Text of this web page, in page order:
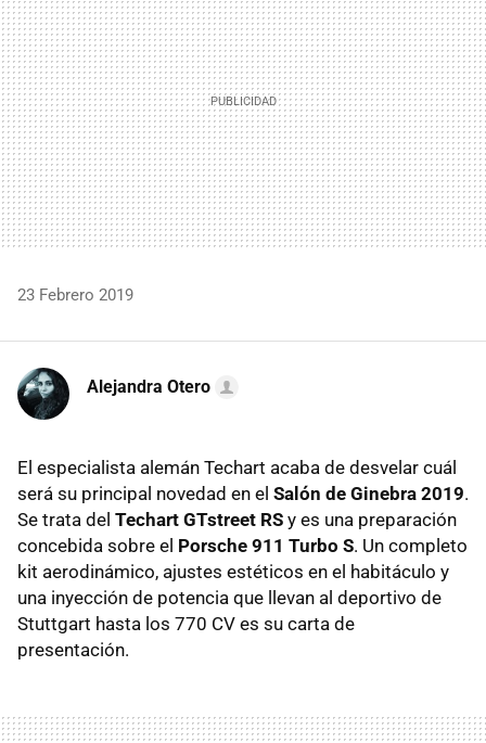
23 Febrero 2019
Alejandra Otero
El especialista alemán Techart acaba de desvelar cuál
será su principal novedad en el Salón de Ginebra 2019.
Se trata del Techart GTstreet RS y es una preparación
concebida sobre el Porsche 911 Turbo S. Un completo
kit aerodinámico, ajustes estéticos en el habitáculo y
una inyección de potencia que llevan al deportivo de
Stuttgart hasta los 770 CV es su carta de
presentación.